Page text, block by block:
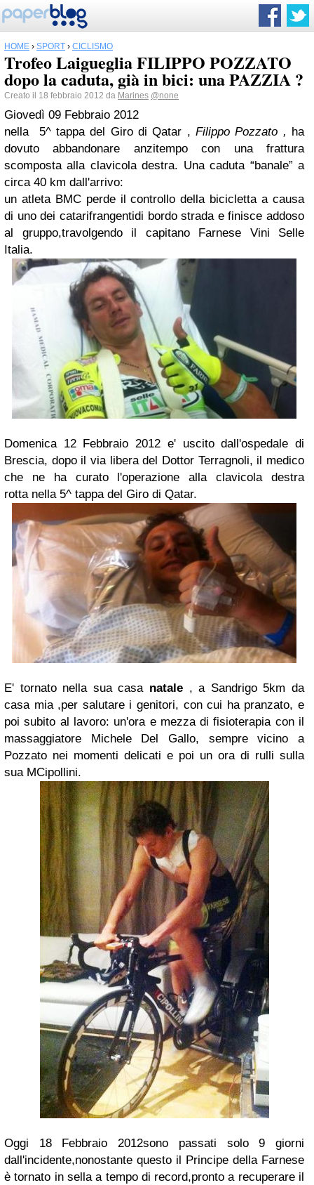
HOME › SPORT › CICLISMO
Trofeo Laigueglia FILIPPO POZZATO
dopo la caduta, già in bici: una PAZZIA ?
Creato il 18 febbraio 2012 da Marines @none
Giovedì 09 Febbraio 2012
nella 5^ tappa del Giro di Qatar ,Filippo Pozzato , ha
dovuto abbandonare anzitempo con una frattura
scomposta alla clavicola destra. Una caduta “banale” a
circa 40 km dall'arrivo:
un atleta BMCperde il controllo della bicicletta a causa
di uno dei catarifrangentidi bordo strada e finisce addoso
al gruppo,travolgendo il capitano Farnese Vini Selle
Italia.
Domenica 12 Febbraio 2012 e' uscito dall'ospedale di
Brescia, dopo il via libera del Dottor Terragnoli, il medico
che ne ha curato l'operazione alla clavicola destra
rotta nella 5^ tappa del Giro di Qatar.
E' tornato nella sua casa natale , a Sandrigo 5km da
casa mia ,per salutare i genitori, con cui ha pranzato, e
poi subito al lavoro: un'ora e mezza di fisioterapia con il
massaggiatore Michele Del Gallo, sempre vicino a
Pozzato nei momenti delicati e poi un ora di rulli sulla
suaMCipollini.
Oggi 18 Febbraio 2012sono passati solo 9 giorni
dall'incidente,nonostante questo il Principe della Farnese
è tornato in sella a tempo di record,pronto a recuperare il